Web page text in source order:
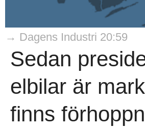
→ Dagens Industri 20:59
Sedan
elbilar är
finns